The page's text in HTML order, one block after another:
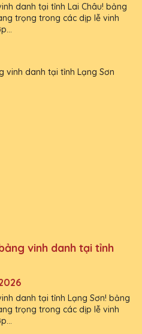
danh tại tỉnh Lai Châu! bảng
trọng trong các dịp lễ vinh
vinh danh tại tỉnh
danh tại tỉnh Lạng Sơn! bảng
trọng trong các dịp lễ vinh